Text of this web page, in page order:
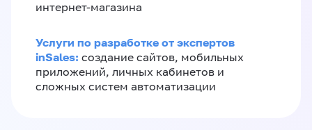
интернет-магазина
Услуги по разработке от экспертов
inSales: создание сайтов, мобильных
приложений, личных кабинетов и
сложных систем автоматизации